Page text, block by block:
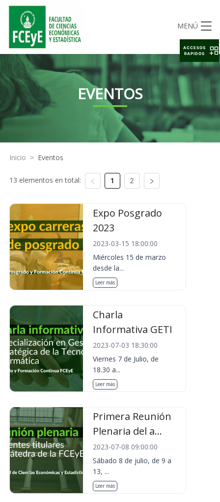
MENÚ
EVENTOS
Inicio > Eventos
13 elementos en total: 1 2
Expo Posgrado
2023
2023-03-15 18:00:00
Miércoles 15 de marzo
desde la...
Leer más
Charla
Informativa GETI
2023-07-03 18:30:00
Viernes 7 de Julio, de
18.30 a...
Leer más
Primera Reunión
Plenaria del a...
2023-07-08 09:00:00
Sábado 8 de julio, de 9 a
13, ...
Leer más
ACCESOS
RAPIDOS